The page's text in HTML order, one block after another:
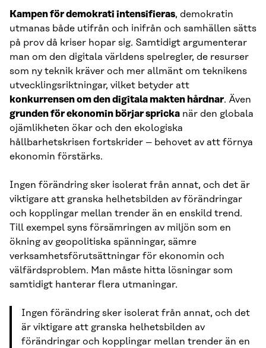
Kampen för demokrati intensifieras, demokratin
utmanas både utifrån och inifrån och samhällen sätts
på prov då kriser hopar sig. Samtidigt argumenterar
man om den digitala världens spelregler, de resurser
som ny teknik kräver och mer allmänt om teknikens
utvecklingsriktningar, vilket betyder att
konkurrensen om den digitala makten hårdnar. Även
grunden för ekonomin börjar spricka när den globala
ojämlikheten ökar och den ekologiska
hållbarhetskrisen fortskrider – behovet av att förnya
ekonomin förstärks.
Ingen förändring sker isolerat från annat, och det är
viktigare att granska helhetsbilden av förändringar
och kopplingar mellan trender än en enskild trend.
Till exempel syns försämringen av miljön som en
ökning av geopolitiska spänningar, sämre
verksamhetsförutsättningar för ekonomin och
välfärdsproblem. Man måste hitta lösningar som
samtidigt hanterar flera utmaningar.
Ingen förändring sker isolerat från annat, och det
är viktigare att granska helhetsbilden av
förändringar och kopplingar mellan trender än en